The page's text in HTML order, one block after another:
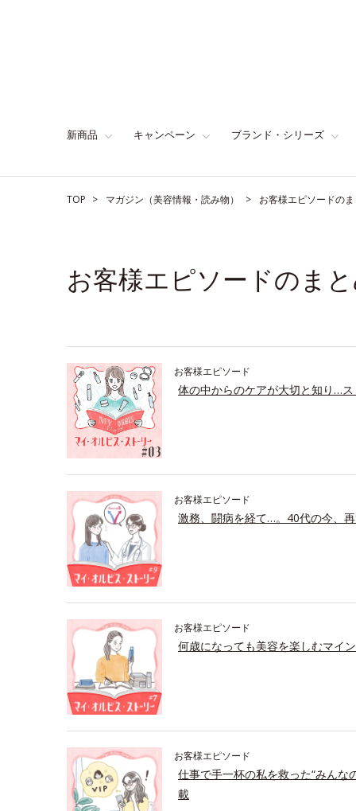
新商品 キャンペーン ブランド・シリーズ
TOP マガジン（美容情報・読み物） お客様エピソードの
お客様エピソードのま
お客様エピソード
体の中からのケアが大切と知り…
お客様エピソード
激務、闘病を経て…。40代の今、
お客様エピソード
何歳になっても美容を楽しむマイ
お客様エピソード
仕事で手一杯の私を救った“みんな
載